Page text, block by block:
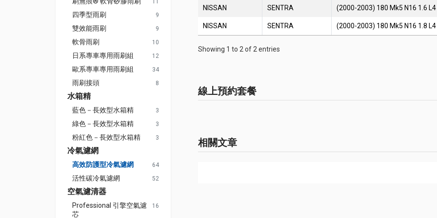
四季型雨刷 9
雙效能雨刷 9
軟骨雨刷 10
日系專車專用雨刷組 12
歐系專車專用雨刷組 34
雨刷接頭 8
水箱精
藍色－長效型水箱精 3
綠色－長效型水箱精 3
粉紅色－長效型水箱精 3
冷氣濾網
高效防護型冷氣濾網 64
活性碳冷氣濾網 52
空氣濾清器
Professional 引擎空氣濾
芯
16
NISSAN SENTRA (2000-2003) 180 Mk5 N16 1.6 L4
NISSAN SENTRA (2000-2003) 180 Mk5 N16 1.8 L4
Showing 1 to 2 of 2 entries
線上預約套餐
相關文章